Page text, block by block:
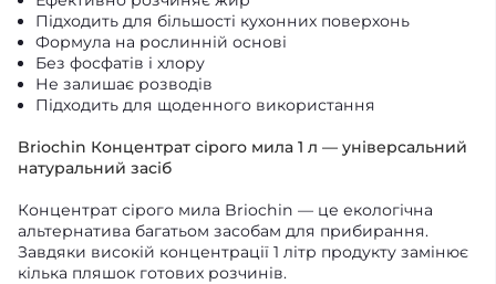
Підходить для більшості кухонних поверхонь
Формула на рослинній основі
Без фосфатів і хлору
Не залишає розводів
Підходить для щоденного використання
Briochin Концентрат сірого мила 1 л — універсальний
натуральний засіб
Концентрат сірого мила Briochin — це екологічна
альтернатива багатьом засобам для прибирання.
Завдяки високій концентрації 1 літр продукту замінює
кілька пляшок готових розчинів.